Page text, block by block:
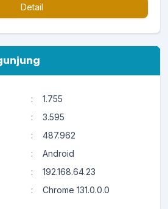
Detail
:
1.755
:
3.595
:
487.962
:
Android
:
192.168.64.23
: Chrome 131.0.0.0